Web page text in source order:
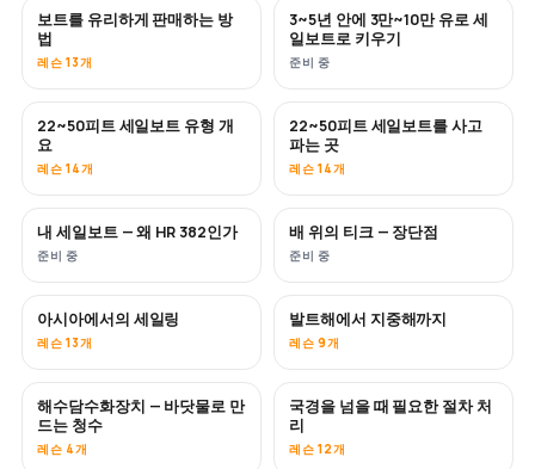
신규
보트를 유리하게 판매하는 방
법
레슨 13개
신규
3~5년 안에 3만~10만 유로 세
일보트로 키우기
준비 중
곧 공개
22~50피트 세일보트 유형 개
요
레슨 14개
곧 공개
22~50피트 세일보트를 사고
파는 곳
레슨 14개
곧 공개
내 세일보트 — 왜 HR 382인가
준비 중
곧 공개
배 위의 티크 — 장단점
준비 중
곧 공개
아시아에서의 세일링
레슨 13개
곧 공개
발트해에서 지중해까지
레슨 9개
곧 공개
해수담수화장치 — 바닷물로 만
드는 청수
레슨 4개
국경을 넘을 때 필요한 절차 처
리
레슨 12개